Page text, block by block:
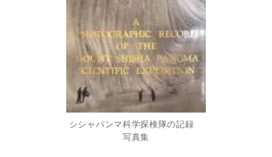
シシャパンマ科学探検隊の記録
写真集